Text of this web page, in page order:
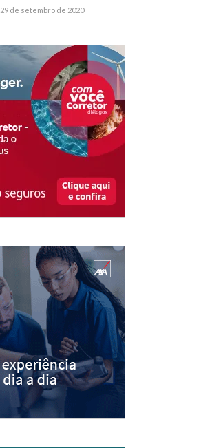
29 de setembro de 2020